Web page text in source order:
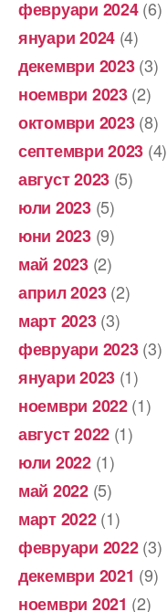
февруари 2024(6)
януари 2024 (4)
декември 2023(3)
ноември 2023(2)
октомври 2023(8)
септември 2023 (4)
август 2023 (5)
юли 2023(5)
юни 2023(9)
май 2023(2)
април 2023(2)
март 2023(3)
февруари 2023(3)
януари 2023 (1)
ноември 2022(1)
август 2022 (1)
юли 2022(1)
май 2022(5)
март 2022(1)
февруари 2022(3)
декември 2021 (9)
ноември 2021 (2)